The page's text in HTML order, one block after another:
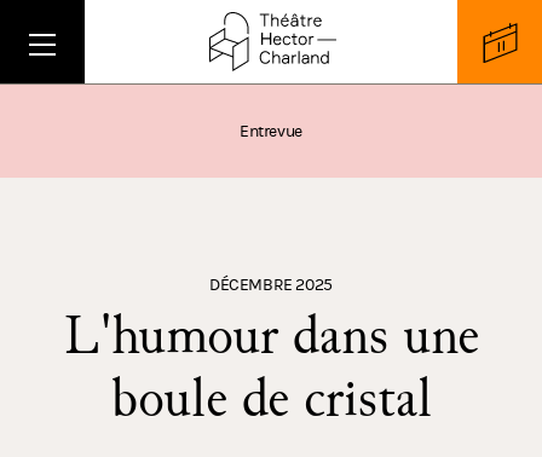
Entrevue
DÉCEMBRE 2025
L'humour dans une
boule de cristal